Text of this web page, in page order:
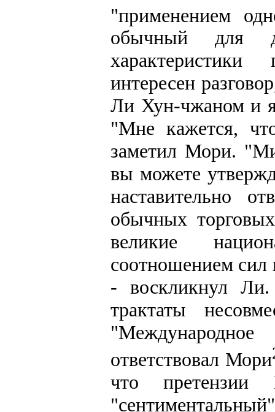
"применением
обычный для
интересен
Ли Хун-чжаном и
"Мне кажется,
заметил Мори.
вы можете
наставительно
обычных
великие
соотношением сил
- воскликнул
трактаты
ответствовал Мори
что